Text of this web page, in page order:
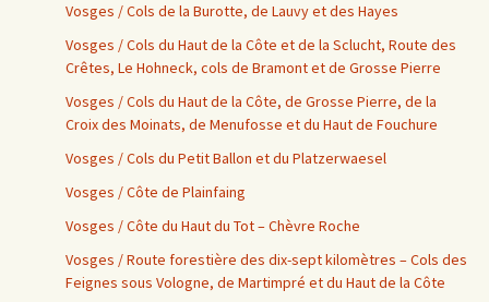
Vosges / Cols de la Burotte, de Lauvy et des Hayes
Vosges / Cols du Haut de la Côte et de la Sclucht, Route des
Crêtes, Le Hohneck, cols de Bramont et de Grosse Pierre
Vosges / Cols du Haut de la Côte, de Grosse Pierre, de la
Croix des Moinats, de Menufosse et du Haut de Fouchure
Vosges / Cols du Petit Ballon et du Platzerwaesel
Vosges / Côte de Plainfaing
Vosges / Côte du Haut du Tot – Chèvre Roche
Vosges / Route forestière des dix-sept kilomètres – Cols des
Feignes sous Vologne, de Martimpré et du Haut de la Côte